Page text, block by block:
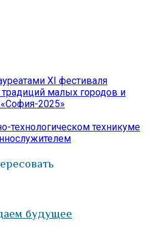
XI фестиваля
малых городов и
2025»
технологическом техникуме
будущее